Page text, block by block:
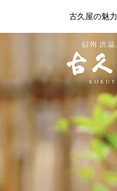
古久屋の魅力